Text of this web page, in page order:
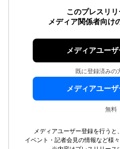
このプレスリリ
メディア関係者向け
メディアユー
既に登録済みの
メディアユー
無料
メディアユーザー登録を行うと
イベント・記者会見の情報など様